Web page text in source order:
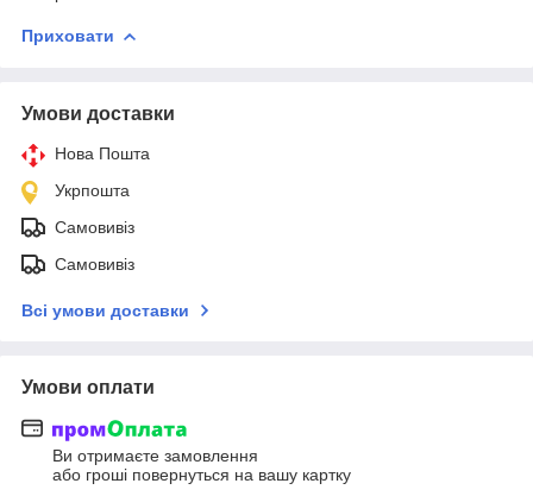
Приховати
Умови доставки
Нова Пошта
Укрпошта
Самовивіз
Самовивіз
Всі умови доставки
Умови оплати
Ви отримаєте замовлення
або гроші повернуться на вашу картку